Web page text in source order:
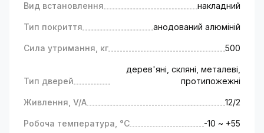
Вид встановлення накладний
Тип покриття анодований алюміній
Сила утримання, кг 500
Тип дверей
дерев'яні, скляні, металеві,
протипожежні
Живлення, V/A 12/2
Робоча температура, °C -10 ~ +55